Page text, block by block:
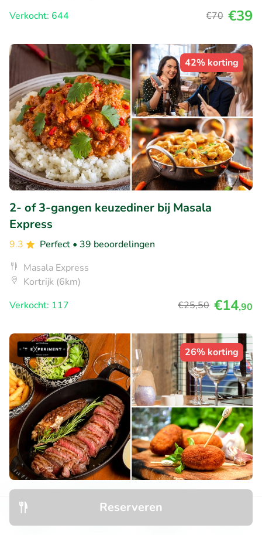
Reserveren
Verkocht: 644
€70 €39
42% korting
2- of 3-gangen keuzediner bij Masala
Express
9.3 Perfect • 39 beoordelingen
Masala Express
Kortrijk (6km)
Verkocht: 117
€25,50 €14,90
26% korting
3-gangen keuzelunch of -diner bij 't
eXperiment